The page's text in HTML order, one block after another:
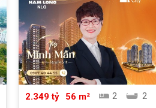
2.349 tỷ 56 m² 2
2